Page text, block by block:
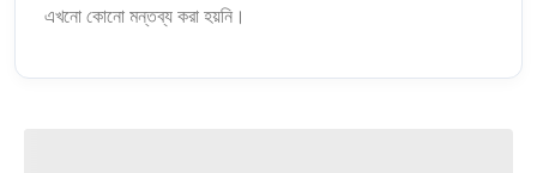
এখনো কোনো মন্তব্য করা হয়নি।